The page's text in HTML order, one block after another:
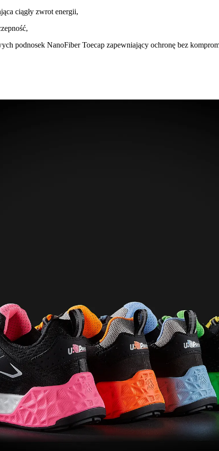
ciągły zwrot energii,
podnosek NanoFiber Toecap zapewniający ochronę bez